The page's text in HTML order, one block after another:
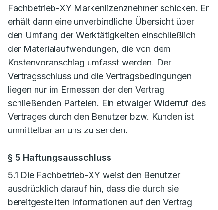
Fachbetrieb-XY Markenlizenznehmer schicken. Er
erhält dann eine unverbindliche Übersicht über
den Umfang der Werktätigkeiten einschließlich
der Materialaufwendungen, die von dem
Kostenvoranschlag umfasst werden. Der
Vertragsschluss und die Vertragsbedingungen
liegen nur im Ermessen der den Vertrag
schließenden Parteien. Ein etwaiger Widerruf des
Vertrages durch den Benutzer bzw. Kunden ist
unmittelbar an uns zu senden.
§ 5 Haftungsausschluss
5.1 Die Fachbetrieb-XY weist den Benutzer
ausdrücklich darauf hin, dass die durch sie
bereitgestellten Informationen auf den Vertrag